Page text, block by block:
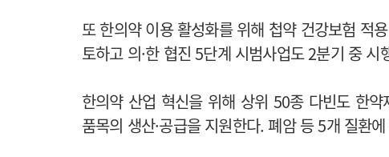
또 한의약 이용 활성화를 위해 첩약 건강보험 적
토하고 의·한 협진 5단계 시범사업도 2분기 중 시
한의약 산업 혁신을 위해 상위 50종 다빈도 한
품목의 생산·공급을 지원한다. 폐암 등 5개 질환